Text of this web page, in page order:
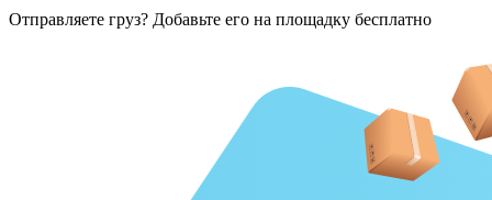
Отправляете груз? Добавьте его на площадку бесплатно